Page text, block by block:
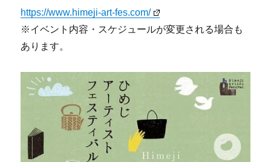
https://www.himeji-art-fes.com/
※イベント内容・スケジュールが変更される場合も
あります。